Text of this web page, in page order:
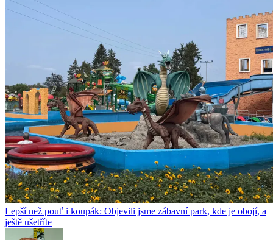
Lepší než pouť i koupák: Objevili jsme zábavní park, kde je obojí, a
ještě ušetříte